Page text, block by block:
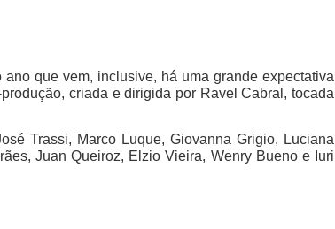
que vem, inclusive, há uma grande expectativa
criada e dirigida por Ravel Cabral, tocada
Trassi, Marco Luque, Giovanna Grigio, Luciana
Juan Queiroz, Elzio Vieira, Wenry Bueno e Iuri